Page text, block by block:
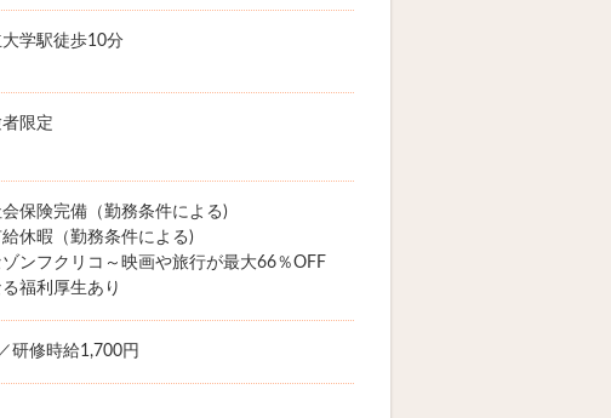
大学駅徒歩10分
限定
会保険完備（勤務条件による)
給休暇（勤務条件による)
ゾンフクリコ～映画や旅行が最大66％OFF
福利厚生あり
研修時給1,700円